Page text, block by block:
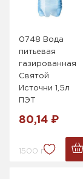
0748 Вода
питьевая
газированная
Святой
Источни 1,5л
ПЭТ
80,14 ₽
1500 г.